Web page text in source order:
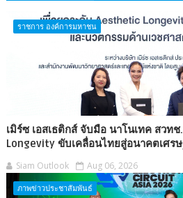
ราชการ องค์การมหาชน
เมิร์ซ เอสเธติกส์ จับมือ นาโนเทค สวท
Longevity ขับเคลื่อนไทยสู่อนาคตเศร
Siam Outlook Aug 06, 2026
ภาพข่าวประชาสัมพันธ์